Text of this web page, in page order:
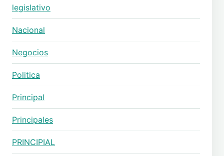
legislativo
Nacional
Negocios
Politica
Principal
Principales
PRINCIPIAL